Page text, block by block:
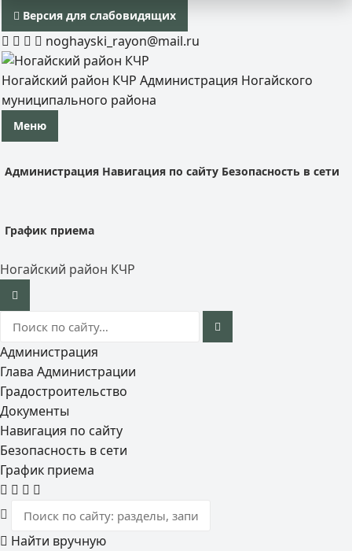
Версия для слабовидящих
noghayski_rayon@mail.ru
Ногайский район КЧР Администрация Ногайского
муниципального района
Меню
Администрация Навигация по сайту Безопасность в сети
График приема
Ногайский район КЧР
Администрация
Глава Администрации
Градостроительство
Документы
Навигация по сайту
Безопасность в сети
График приема
Найти вручную